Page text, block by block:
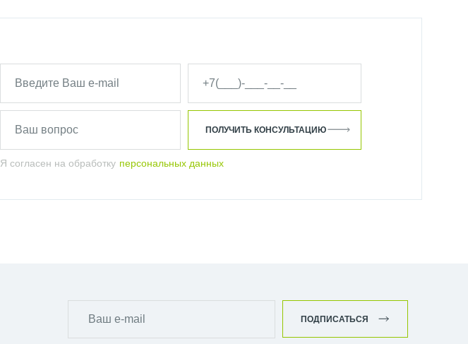
Я согласен на обработку персональных данных
ПОЛУЧИТЬ КОНСУЛЬТАЦИЮ
ПОДПИСАТЬСЯ